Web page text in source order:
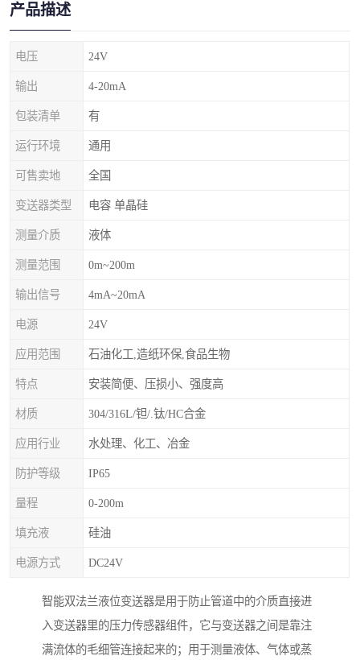
产品描述
电压 24V
输出 4-20mA
包装清单 有
运行环境 通用
可售卖地 全国
变送器类型 电容 单晶硅
测量介质 液体
测量范围 0m~200m
输出信号 4mA~20mA
电源 24V
应用范围 石油化工,造纸环保,食品生物
特点 安装简便、压损小、强度高
材质 304/316L/钽/.钛/HC合金
应用行业 水处理、化工、冶金
防护等级 IP65
量程 0-200m
填充液 硅油
电源方式 DC24V
智能双法兰液位变送器是用于防止管道中的介质直接进
入变送器里的压力传感器组件，它与变送器之间是靠注
满流体的毛细管连接起来的；用于测量液体、气体或蒸